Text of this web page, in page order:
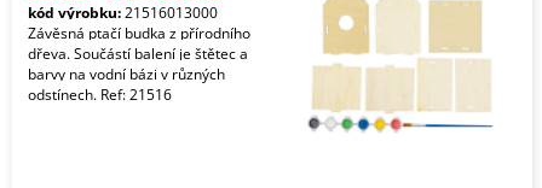
kód výrobku:21516013000
Závěsná ptačí budka z přírodního
dřeva. Součástí balení je štětec a
barvy na vodní bázi v různých
odstínech. Ref: 21516